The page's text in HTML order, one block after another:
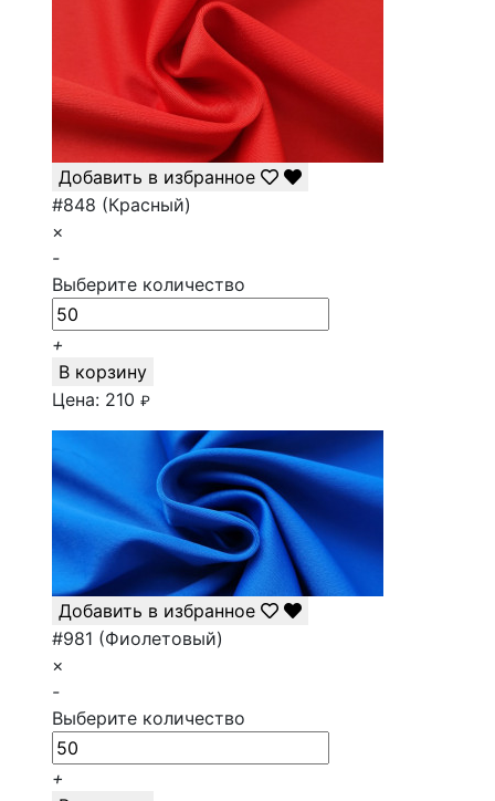
Добавить в избранное
#848 (Красный)
×
-
Выберите количество
+
В корзину
Цена: 210 ₽
Добавить в избранное
#981 (Фиолетовый)
×
-
Выберите количество
+